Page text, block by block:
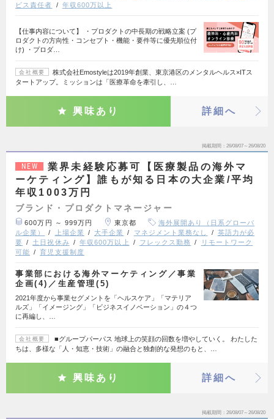
ビス責任者
年収600万以上
【仕事内容について】 ・プロダクトの中長期の戦略立案 (プ
ロダクトの方向性・コンセプト・機能・要件等に優先順位付
け) ・プロダ…
会社概要
株式会社Emostyleは2019年創業、東京港区のメンタルヘルス×ITス
タートアップ。ミッションは「医療革命を牽引し、…
興味あり 詳細へ
掲載期間 26/08/07～26/08/20
NEW
業界未経験応募可【医療製品の海外マ
ーケティング】誰もが知る日本の大企業/平均
年収1003万円
ブランド・プロダクトマネージャー
600万円 ～ 999万円 東京都
海外展開あり（日系グローバ
ル企業）
上場企業 大手企業 マネジメント業務なし
英語力が必
要
土日祝休み 年収600万以上 フレックス勤務
リモートワーク
可能
育児支援制度
事業部における海外マーケティング／事業
企画(4)／生産管理(5)
2021年度から事業セグメントを「ヘルスケア」「マテリア
ルズ」「イメージング」「ビジネスイノベーション」の４つ
に再編し、…
会社概要
■グループパーパス 地球上の笑顔の回数を増やしていく。 わたした
ちは、多様な「人・知恵・技術」の融合と独創的な発想のもと、…
興味あり 詳細へ
掲載期間 26/08/07～26/08/20